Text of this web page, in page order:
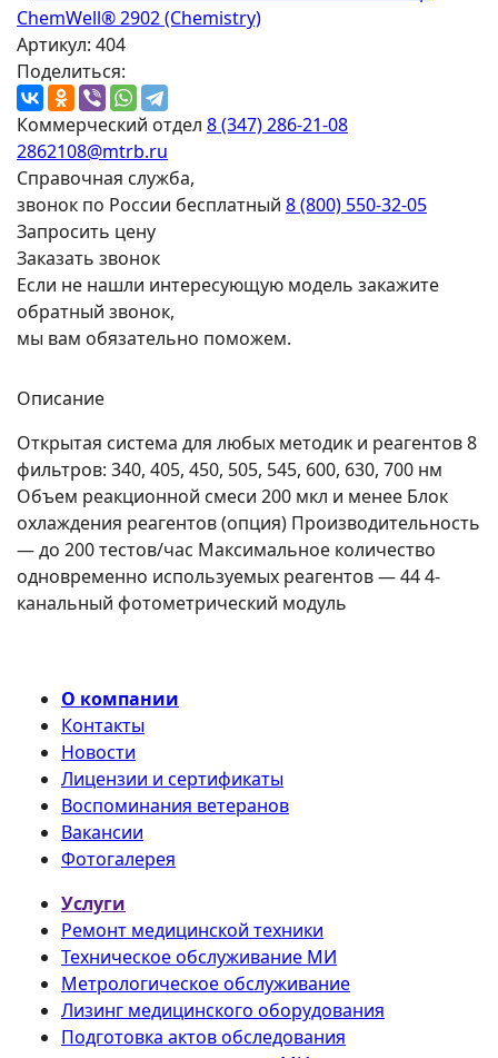
Артикул: 404
Поделиться:
Коммерческий отдел 8 (347) 286-21-08
2862108@mtrb.ru
Справочная служба,
звонок по России бесплатный 8 (800) 550-32-05
Запросить цену
Заказать звонок
Если не нашли интересующую модель закажите
обратный звонок,
мы вам обязательно поможем.
Описание
Открытая система для любых методик и реагентов 8
фильтров: 340, 405, 450, 505, 545, 600, 630, 700 нм
Объем реакционной смеси 200 мкл и менее Блок
охлаждения реагентов (опция) Производительность
— до 200 тестов/час Максимальное количество
одновременно используемых реагентов — 44 4-
канальный фотометрический модуль
О компании
Контакты
Новости
Лицензии и сертификаты
Воспоминания ветеранов
Вакансии
Фотогалерея
Услуги
Ремонт медицинской техники
Техническое обслуживание МИ
Метрологическое обслуживание
Лизинг медицинского оборудования
Подготовка актов обследования